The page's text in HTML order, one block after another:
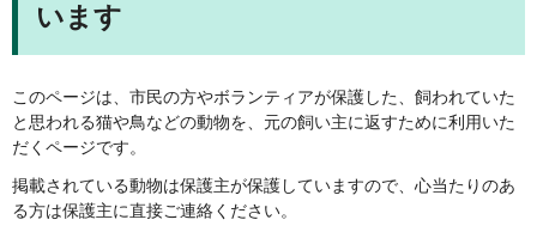
います
このページは、市民の方やボランティアが保護した、飼われていた
と思われる猫や鳥などの動物を、元の飼い主に返すために利用いた
だくページです。
掲載されている動物は保護主が保護していますので、心当たりのあ
る方は保護主に直接ご連絡ください。